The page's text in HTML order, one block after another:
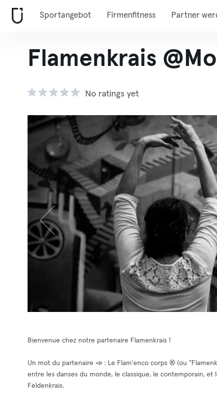
Sportangebot Firmenfitness Partner
Flamenkrais
No ratings yet
Bienvenue chez notre partenaire Flamenkrais !
Un mot du partenaire 📣 : Le Flam'enco corps ® (ou
entre les danses du monde, le classique, le contemporain,
Feldenkrais.